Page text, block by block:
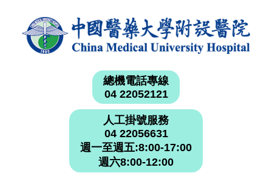
總機電話專線
04 22052121
人工掛號服務
04 22056631
週一至週五:8:00-17:00
週六8:00-12:00